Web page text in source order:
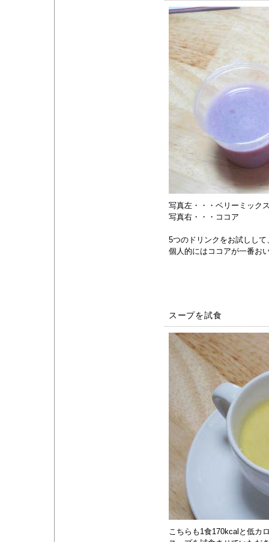
写真左・・・ベリーミック
写真右・・・ココア
5つのドリンクをお試しして
個人的にはココアが一番お
スープを試食
こちらも1食170kcalと低カ